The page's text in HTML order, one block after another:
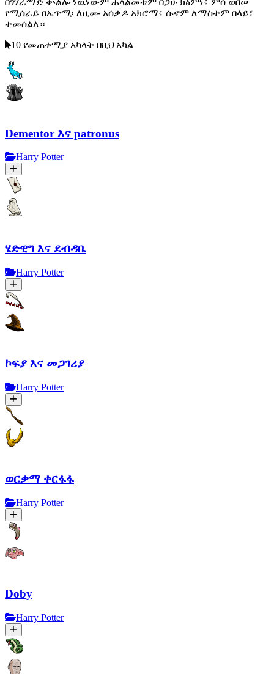
የሚሰራይ በኡጥሚ፡ ለዚሙ አሰቃዶ አክሮማ፥ ሱኖም ለማስተም በላይ፣
ተመሰልለ።
10 የመጠቀሚያ አካላት በዚህ አካል
Dementor እና patronus
Harry Potter
ሄድዊግ እና ደብዳቤ
Harry Potter
ኮፍያ እና መጋገሪያ
Harry Potter
ወርቃማ ቀርፋፋ
Harry Potter
Doby
Harry Potter